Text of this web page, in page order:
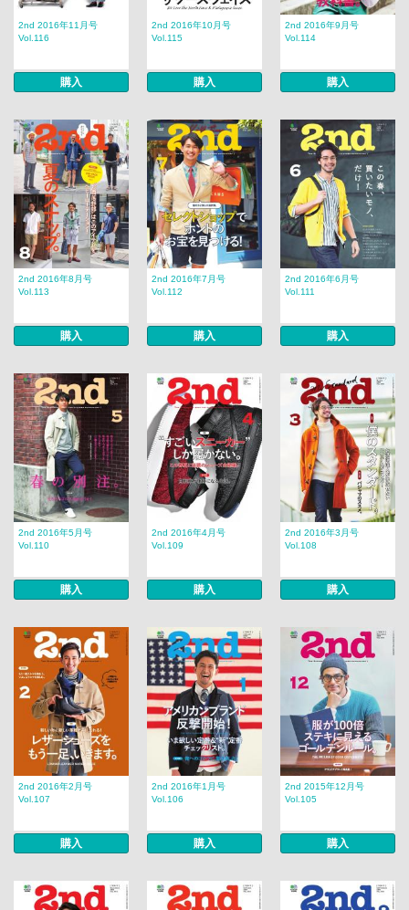
2nd 2016年11月号
Vol.116
購入
2nd 2016年10月号
Vol.115
購入
2nd 2016年9月号
Vol.114
購入
2nd 2016年8月号
Vol.113
購入
2nd 2016年7月号
Vol.112
購入
2nd 2016年6月号
Vol.111
購入
2nd 2016年5月号
Vol.110
購入
2nd 2016年4月号
Vol.109
購入
2nd 2016年3月号
Vol.108
購入
2nd 2016年2月号
Vol.107
購入
2nd 2016年1月号
Vol.106
購入
2nd 2015年12月号
Vol.105
購入